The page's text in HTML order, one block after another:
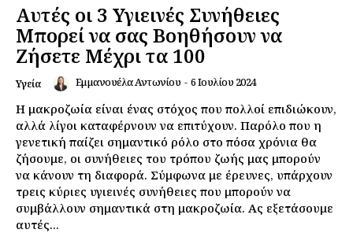
Αυτές οι 3 Υγιεινές Συνήθειες
Μπορεί να σας Βοηθήσουν να
Ζήσετε Μέχρι τα 100
Υγεία Εμμανουέλα Αντωνίου - 6 Ιουλίου 2024
Η μακροζωία είναι ένας στόχος που πολλοί επιδιώκουν,
αλλά λίγοι καταφέρνουν να επιτύχουν. Παρόλο που η
γενετική παίζει σημαντικό ρόλο στο πόσα χρόνια θα
ζήσουμε, οι συνήθειες του τρόπου ζωής μας μπορούν
να κάνουν τη διαφορά. Σύμφωνα με έρευνες, υπάρχουν
τρεις κύριες υγιεινές συνήθειες που μπορούν να
συμβάλλουν σημαντικά στη μακροζωία. Ας εξετάσουμε
αυτές...